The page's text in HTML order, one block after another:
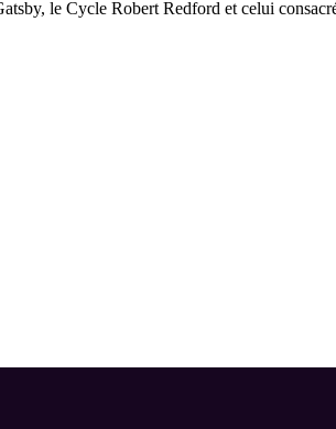
le Cycle Robert Redford et celui